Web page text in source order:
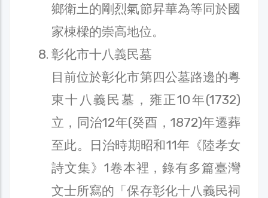
鄉衛土的剛烈氣節昇華為等同於國
家棟樑的崇高地位。
彰化市十八義民墓
目前位於彰化市第四公墓路邊的粵
東十八義民墓，雍正10年(1732)
立，同治12年(癸酉，1872)年遷葬
至此。日治時期昭和11年《陸孝女
詩文集》1卷本裡，錄有多篇臺灣
文士所寫的「保存彰化十八義民祠